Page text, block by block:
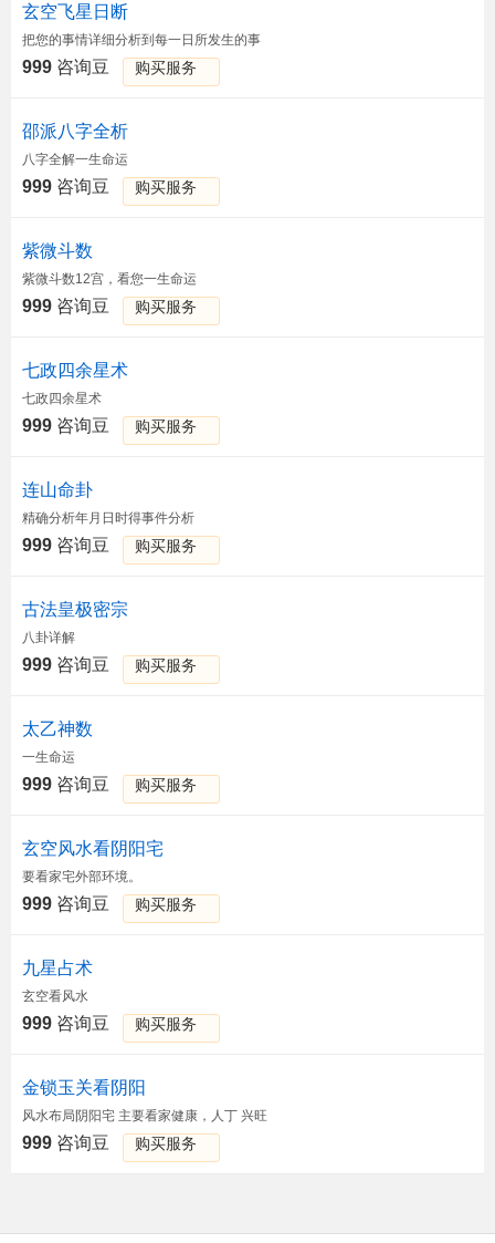
玄空飞星日断
把您的事情详细分析到每一日所发生的事
999 咨询豆 购买服务
邵派八字全析
八字全解一生命运
999 咨询豆 购买服务
紫微斗数
紫微斗数12宫，看您一生命运
999 咨询豆 购买服务
七政四余星术
七政四余星术
999 咨询豆 购买服务
连山命卦
精确分析年月日时得事件分析
999 咨询豆 购买服务
古法皇极密宗
八卦详解
999 咨询豆 购买服务
太乙神数
一生命运
999 咨询豆 购买服务
玄空风水看阴阳宅
要看家宅外部环境。
999 咨询豆 购买服务
九星占术
玄空看风水
999 咨询豆 购买服务
金锁玉关看阴阳
风水布局阴阳宅 主要看家健康，人丁 兴旺
999 咨询豆 购买服务